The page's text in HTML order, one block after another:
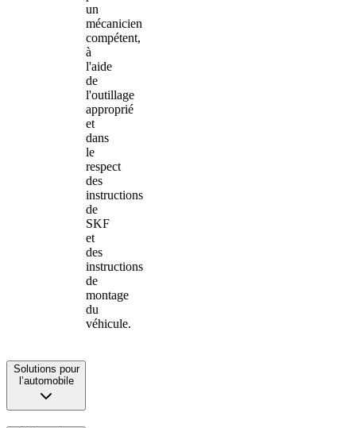
un
mécanicien
compétent,
à
l'aide
de
l'outillage
approprié
et
dans
le
respect
des
instructions
de
SKF
et
des
instructions
de
montage
du
véhicule.
Solutions pour
l’automobile